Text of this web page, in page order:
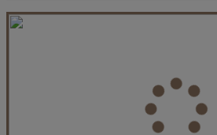
Antik Hotel Istanbul -
Város: Isztambul
Utazás módja:
Ellátás:
Reggeli
Szálláskategória: